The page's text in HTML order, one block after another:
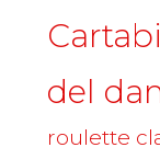
del
roulette